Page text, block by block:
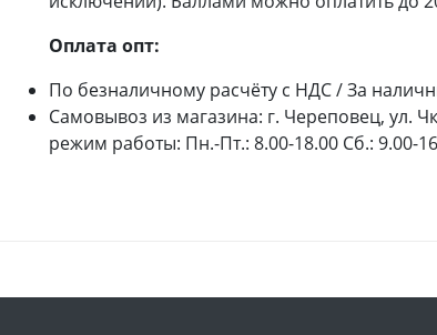
Оплата опт:
По безналичному расчёту с НДС / За
Самовывоз из магазина: г. Череповец, ул.
режим работы: Пн.-Пт.: 8.00-18.00 Сб.: 9.00-